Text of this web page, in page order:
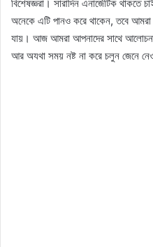
বিশেষজ্ঞরা। সারাদিন এনার্জেটিক থাকতে
অনেকে এটি পানও করে থাকেন, তবে আমরা
যায়। আজ আমরা আপনাদের সাথে আলোচনা
আর অযথা সময় নষ্ট না করে চলুন জেনে